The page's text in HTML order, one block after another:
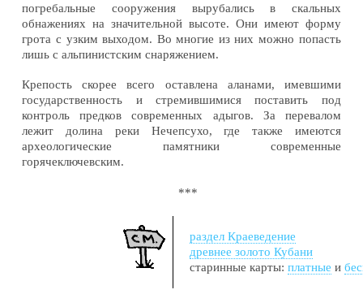
погребальные сооружения вырубались в скальных
обнажениях на значительной высоте. Они имеют форму
грота с узким выходом. Во многие из них можно попасть
лишь с альпинистским снаряжением.
Крепость скорее всего оставлена аланами, имевшими
государственность и стремившимися поставить под
контроль предков современных адыгов. За перевалом
лежит долина реки Нечепсухо, где также имеются
археологические памятники современные
горячеключевским.
***
раздел Краеведение
древнее золото Кубани
старинные карты:платные и